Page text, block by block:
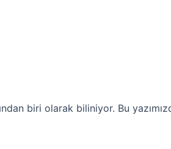
biri olarak biliniyor. Bu